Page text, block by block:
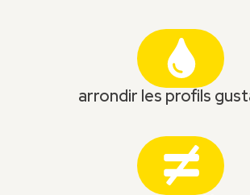
arrondir les profils